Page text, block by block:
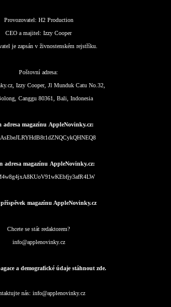
Provozovatel: H2 Production
CEO a majitel: Izzy Cooper
je zapsán v živnostenském rejstříku.
Poštovní adresa:
Izzy Cooper, Jl Munduk Catu No.32,
Canggu 80361, Bali, Indonesia
adresa magazínu AppleNovinky.cz:
adresa magazínu AppleNovinky.cz:
magazínu AppleNovinky.cz
Chcete se stát redaktorem?
info@applenovinky.cz
a demografické údaje stáhnout zde.
nás: info@applenovinky.cz